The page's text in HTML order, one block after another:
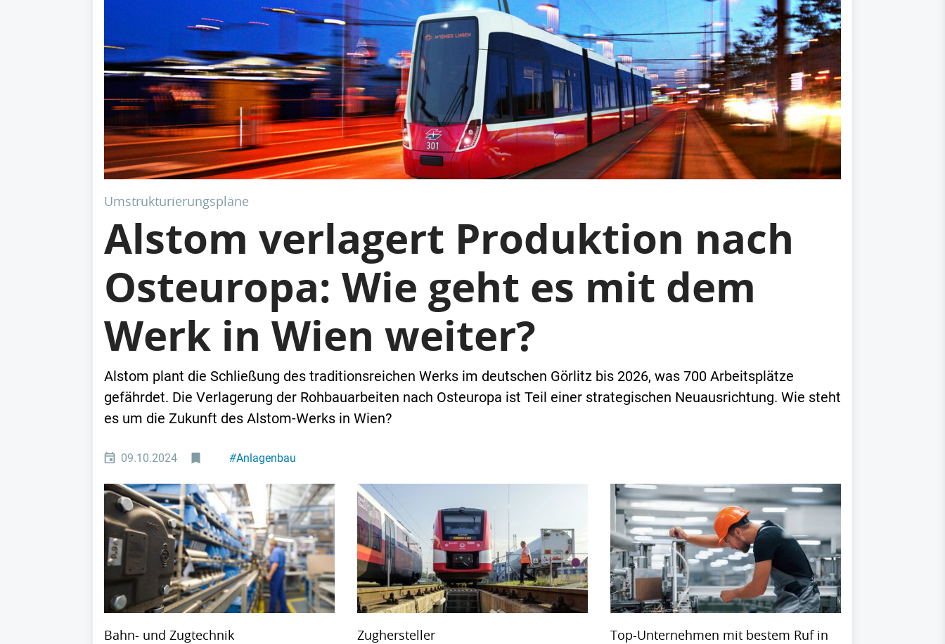
Umstrukturierungspläne
Alstom verlagert Produktion nach
Osteuropa: Wie geht es mit dem
Werk in Wien weiter?
Alstom plant die Schließung des traditionsreichen Werks im deutschen Görlitz bis 2026, was 700 Arbeitsplätze
gefährdet. Die Verlagerung der Rohbauarbeiten nach Osteuropa ist Teil einer strategischen Neuausrichtung. Wie steht
es um die Zukunft des Alstom-Werks in Wien?
09.10.2024 #Anlagenbau
Bahn- und Zugtechnik Zughersteller
Top-Unternehmen mit bestem Ruf in